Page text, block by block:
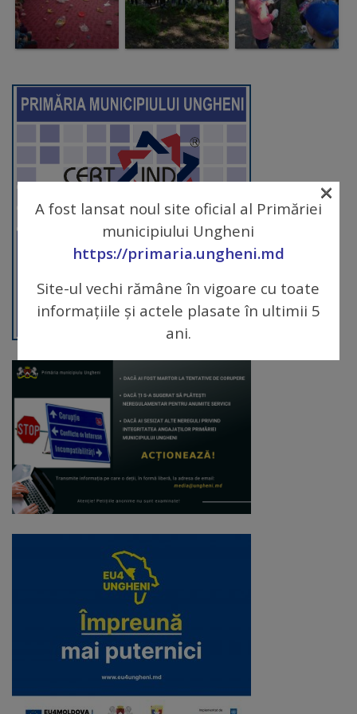
arhitecturale
Personalități
marcante
Sportivi
de
performanță
Orașul
imagini
Galerie
foto
Administrație
Primărie
Primar
Viceprimari
Organigrama
Aparatul
primăriei
A fost lansat noul site oficial al Primăriei
municipiului Ungheni
https://primaria.ungheni.md
Site-ul vechi rămâne în vigoare cu toate
informațiile și actele plasate în ultimii 5
ani.
×